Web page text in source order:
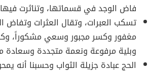
فاض الوجد في قسماتها، وتناثرت
تسكب العبرات، وتقال العثرات
مغفور وكسر مجبور وسعي مشكوراً،
وبلية مرفوعة ونعمة متجددة وسعادة
الحج عبادة جزيلة الثواب وحسبنا أنه